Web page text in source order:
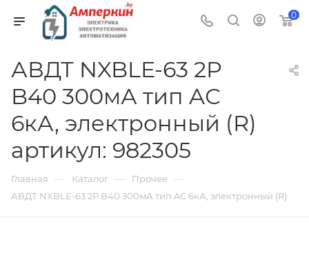
0
АВДТ NXBLE-63 2P
B40 300мА тип AС
6кА, электронный (R)
артикул: 982305
Главная — Каталог — Прочее —
АВДТ NXBLE-63 2P B40 300мА тип AС 6кА, электронный (R)